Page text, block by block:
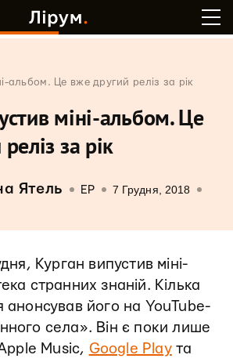
альбом. Це вже другий реліз за рік
міні-альбом. Це
за рік
Ятель EP 7 Грудня, 2018
Курган випустив міні-
странних знаній. Кілька
анонсував його на YouTube-
села». Він є поки лише
Music, Google Playта